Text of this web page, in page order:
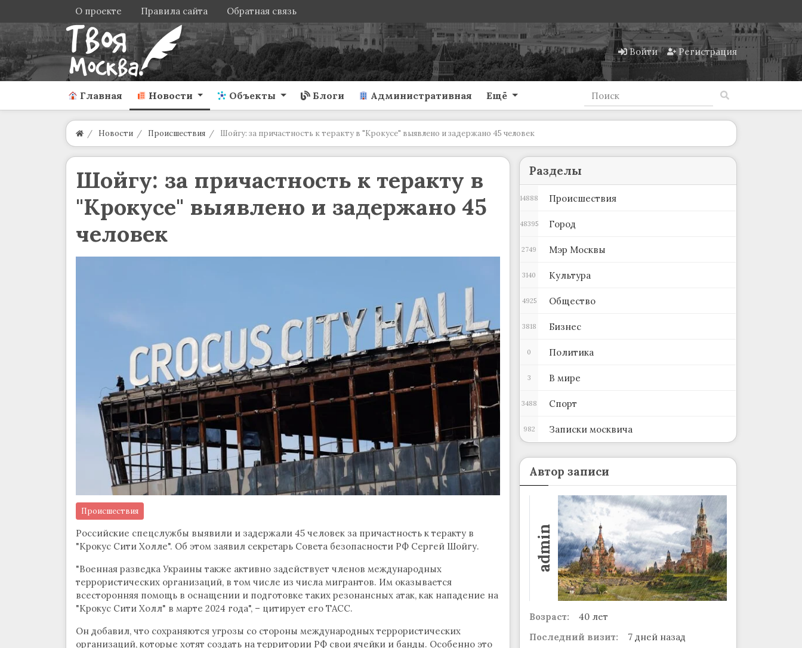
О проекте Правила сайта Обратная связь
Войти Регистрация
Главная Новости Объекты Блоги Административная Ещё
Новости Происшествия Шойгу: за причастность к теракту в "Крокусе" выявлено и задержано 45 человек
Шойгу: за причастность к теракту в
"Крокусе" выявлено и задержано 45
человек
Происшествия
Российские спецслужбы выявили и задержали 45 человек за причастность к теракту в
"Крокус Сити Холле". Об этом заявил секретарь Совета безопасности РФ Сергей Шойгу.
"Военная разведка Украины также активно задействует членов международных
террористических организаций, в том числе из числа мигрантов. Им оказывается
всесторонняя помощь в оснащении и подготовке таких резонансных атак, как нападение на
"Крокус Сити Холл" в марте 2024 года", – цитирует его ТАСС.
Он добавил, что сохраняются угрозы со стороны международных террористических
организаций, которые хотят создать на территории РФ свои ячейки и банды. Особенно это
Разделы
Происшествия
14888
Город
48395
Мэр Москвы
2749
Культура
3140
Общество
4925
Бизнес
3818
Политика
0
В мире
3
Спорт
3488
Записки москвича
982
Автор записи
admin
Возраст:
40 лет
Последний визит:
7 дней назад